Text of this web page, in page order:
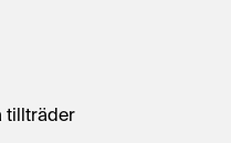
tillträder